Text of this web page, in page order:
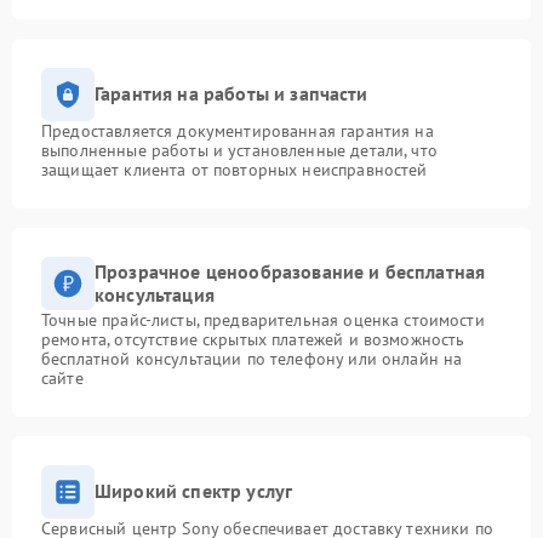
Гарантия на работы и запчасти
Предоставляется документированная гарантия на
выполненные работы и установленные детали, что
защищает клиента от повторных неисправностей
Прозрачное ценообразование и бесплатная
консультация
Точные прайс-листы, предварительная оценка стоимости
ремонта, отсутствие скрытых платежей и возможность
бесплатной консультации по телефону или онлайн на
сайте
Широкий спектр услуг
Сервисный центр Sony обеспечивает доставку техники по